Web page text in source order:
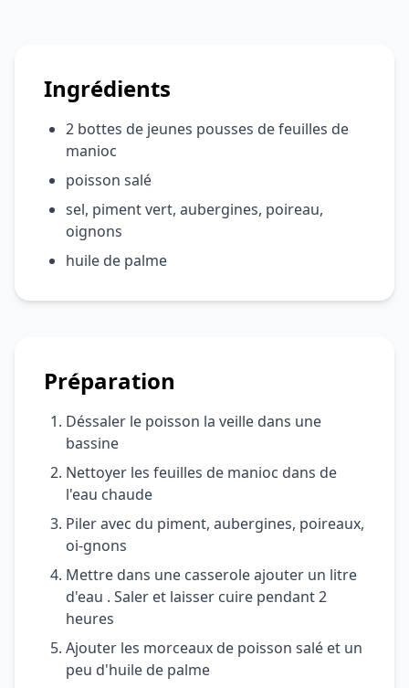
Ingrédients
2 bottes de jeunes pousses de feuilles de
manioc
poisson salé
sel, piment vert, aubergines, poireau,
oignons
huile de palme
Préparation
Déssaler le poisson la veille dans une
bassine
Nettoyer les feuilles de manioc dans de
l'eau chaude
Piler avec du piment, aubergines, poireaux,
oi-gnons
Mettre dans une casserole ajouter un litre
d'eau . Saler et laisser cuire pendant 2
heures
Ajouter les morceaux de poisson salé et un
peu d'huile de palme